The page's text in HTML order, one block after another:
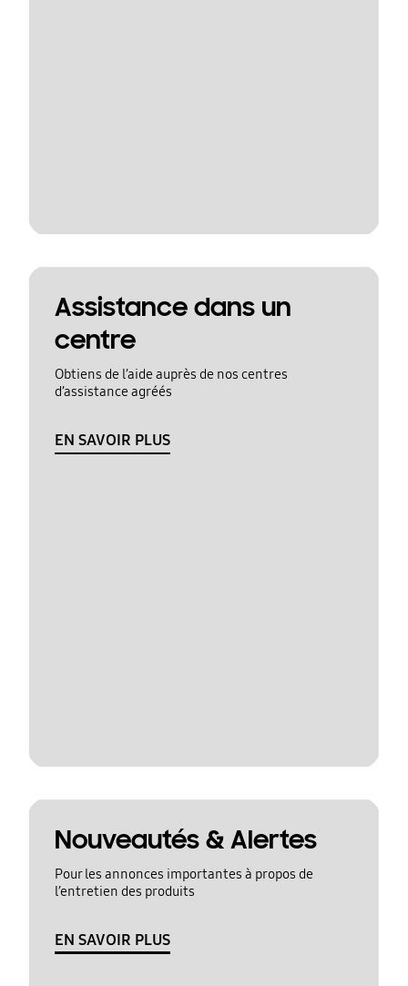
Assistance dans un
centre
Obtiens de l’aide auprès de nos centres
d’assistance agréés
EN SAVOIR PLUS
Nouveautés & Alertes
Pour les annonces importantes à propos de
l’entretien des produits
EN SAVOIR PLUS